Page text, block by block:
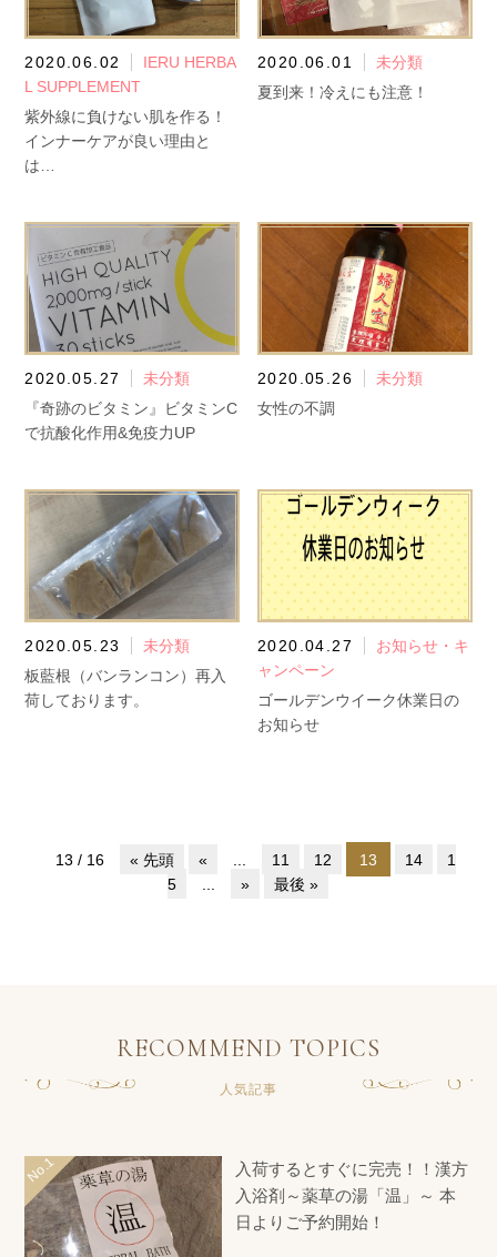
2020.06.02
IERU HERBA
L SUPPLEMENT
紫外線に負けない肌を作る！
インナーケアが良い理由と
は…
2020.06.01
未分類
夏到来！冷えにも注意！
2020.05.27
未分類
『奇跡のビタミン』ビタミンC
で抗酸化作用&免疫力UP
2020.05.26
未分類
女性の不調
2020.05.23
未分類
板藍根（バンランコン）再入
荷しております。
2020.04.27
お知らせ・キ
ャンペーン
ゴールデンウイーク休業日の
お知らせ
13 / 16 « 先頭 « ... 11 12 13 14
1
5
... » 最後 »
RECOMMEND TOPICS
人気記事
入荷するとすぐに完売！！漢方
入浴剤～薬草の湯「温」～ 本
日よりご予約開始！